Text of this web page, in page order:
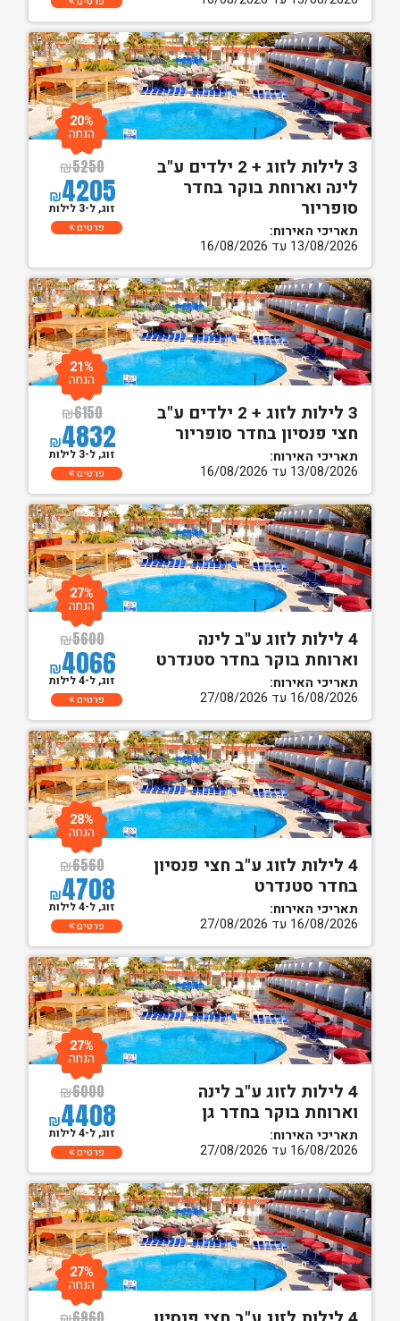
3 לילות לזוג + 2 ילדים ע"ב
לינה וארוחת בוקר בחדר
סופריור
תאריכי האירוח:
13/08/2026 עד 16/08/2026
₪5250
₪4205
20%
הנחה
זוג, ל-3 לילות
פרטים
3 לילות לזוג + 2 ילדים ע"ב
חצי פנסיון בחדר סופריור
תאריכי האירוח:
13/08/2026 עד 16/08/2026
₪6150
₪4832
21%
הנחה
זוג, ל-3 לילות
פרטים
4 לילות לזוג ע"ב לינה
וארוחת בוקר בחדר סטנדרט
תאריכי האירוח:
16/08/2026 עד 27/08/2026
₪5600
₪4066
27%
הנחה
זוג, ל-4 לילות
פרטים
4 לילות לזוג ע"ב חצי פנסיון
בחדר סטנדרט
תאריכי האירוח:
16/08/2026 עד 27/08/2026
₪6560
₪4708
28%
הנחה
זוג, ל-4 לילות
פרטים
4 לילות לזוג ע"ב לינה
וארוחת בוקר בחדר גן
תאריכי האירוח:
16/08/2026 עד 27/08/2026
₪6000
₪4408
27%
הנחה
זוג, ל-4 לילות
פרטים
27%
הנחה